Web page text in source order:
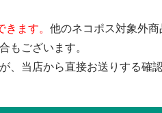
ます。 他のネコポス対象外
もございます。
、当店から直接お送りする確